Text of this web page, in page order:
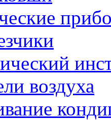
воздуха